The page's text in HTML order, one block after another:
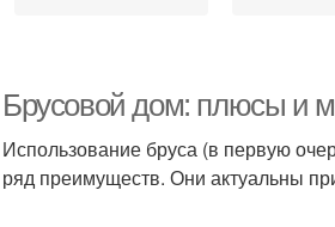
Брусовой дом: плюсы и
Использование бруса (в первую
ряд преимуществ. Они актуальны